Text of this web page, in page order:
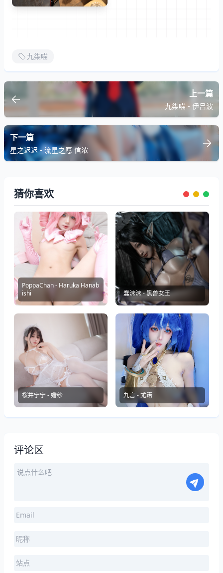
九柒喵
上一篇
九柒喵 - 伊吕波
下一篇
星之迟迟 - 流星之愿 信浓
猜你喜欢
PoppaChan - Haruka Hanab
ishi
蠢沫沫 - 黑兽女王
桜井宁宁 - 婚纱 九言 - 尤诺
评论区